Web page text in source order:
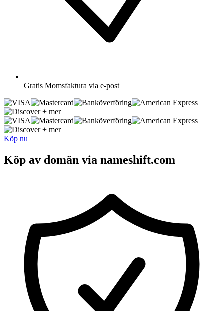
Gratis Momsfaktura via e-post
+ mer
+ mer
Köp nu
Köp av domän via nameshift.com